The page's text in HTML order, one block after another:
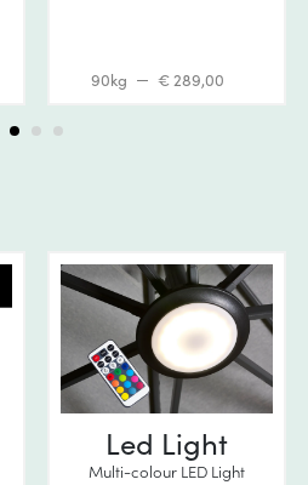
90kg € 289,00
Led Light
Multi-colour LED Light